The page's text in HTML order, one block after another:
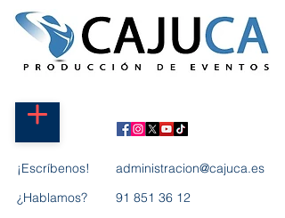
¿Hablamos? 91 851 36 12
¡Escríbenos! administracion@cajuca.es